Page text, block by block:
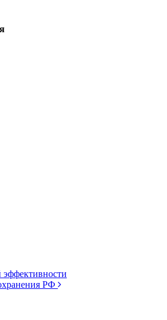
эффективности
РФ